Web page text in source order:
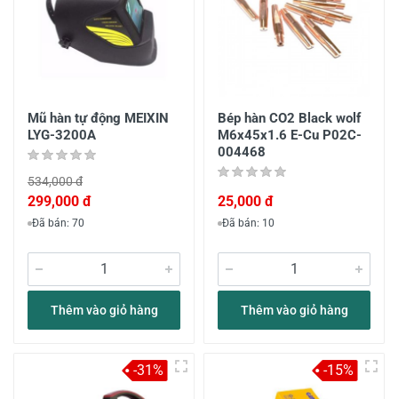
Mũ hàn tự động MEIXIN
LYG-3200A
534,000 đ
299,000 đ
Đã bán: 70
Thêm vào giỏ hàng
Bép hàn CO2 Black wolf
M6x45x1.6 E-Cu P02C-
004468
25,000 đ
Đã bán: 10
Thêm vào giỏ hàng
-31% -15%